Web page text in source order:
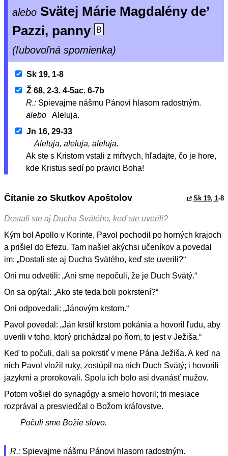
alebo Svätej Márie Magdalény de’
Pazzi, panny
B
(ľubovoľná spomienka)
Sk 19, 1-8
Ž 68, 2-3. 4-5ac. 6-7b
R.: Spievajme nášmu Pánovi hlasom radostným.
alebo
Aleluja.
Jn 16, 29-33
Aleluja, aleluja, aleluja.
Ak ste s Kristom vstali z mŕtvych, hľadajte, čo je hore,
kde Kristus sedí po pravici Boha!
Čítanie zo Skutkov Apoštolov Sk 19, 1-8
Dostali ste aj Ducha Svätého, keď ste uverili?
Kým bol Apollo v Korinte, Pavol pochodil po horných krajoch
a prišiel do Efezu. Tam našiel akýchsi učeníkov a povedal
im: „Dostali ste aj Ducha Svätého, keď ste uverili?“
Oni mu odvetili: „Ani sme nepočuli, že je Duch Svätý.“
On sa opýtal: „Ako ste teda boli pokrstení?“
Oni odpovedali: „Jánovým krstom.“
Pavol povedal: „Ján krstil krstom pokánia a hovoril ľudu, aby
uverili v toho, ktorý prichádzal po ňom, to jest v Ježiša.“
Keď to počuli, dali sa pokrstiť v mene Pána Ježiša. A keď na
nich Pavol vložil ruky, zostúpil na nich Duch Svätý; i hovorili
jazykmi a prorokovali. Spolu ich bolo asi dvanásť mužov.
Potom vošiel do synagógy a smelo hovoril; tri mesiace
rozprával a presviedčal o Božom kráľovstve.
Počuli sme Božie slovo.
R.: Spievajme nášmu Pánovi hlasom radostným.